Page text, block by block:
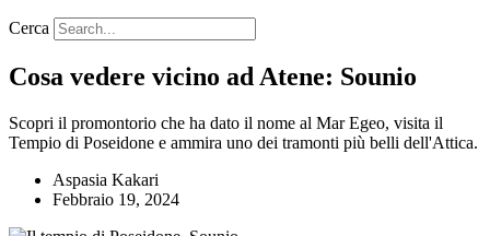
Cerca
Cosa vedere vicino ad Atene: Sounio
Scopri il promontorio che ha dato il nome al Mar Egeo, visita il
Tempio di Poseidone e ammira uno dei tramonti più belli dell'Attica.
Aspasia Kakari
Febbraio 19, 2024